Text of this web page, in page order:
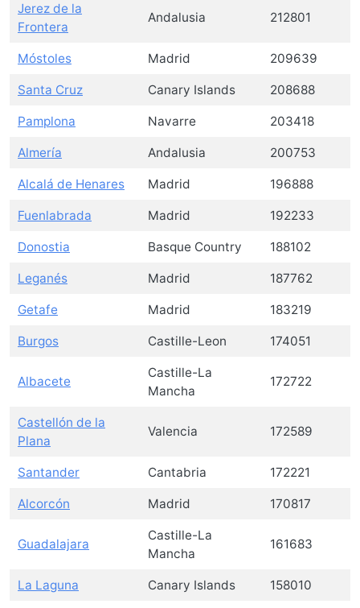
Jerez de la
Frontera
Andalusia 212801
Móstoles Madrid 209639
Santa Cruz Canary Islands 208688
Pamplona Navarre 203418
Almería Andalusia 200753
Alcalá de Henares Madrid 196888
Fuenlabrada Madrid 192233
Donostia Basque Country 188102
Leganés Madrid 187762
Getafe Madrid 183219
Burgos Castille-Leon 174051
Albacete
Castille-La
Mancha
172722
Castellón de la
Plana
Valencia 172589
Santander Cantabria 172221
Alcorcón Madrid 170817
Guadalajara
Castille-La
Mancha
161683
La Laguna Canary Islands 158010